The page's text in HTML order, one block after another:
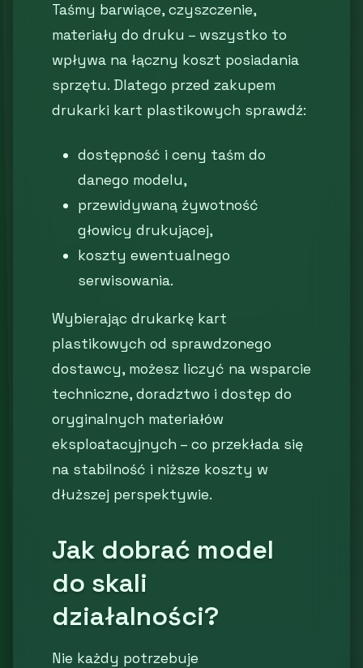
Taśmy barwiące, czyszczenie,
materiały do druku – wszystko to
wpływa na łączny koszt posiadania
sprzętu. Dlatego przed zakupem
drukarki kart plastikowych sprawdź:
dostępność i ceny taśm do
danego modelu,
przewidywaną żywotność
głowicy drukującej,
koszty ewentualnego
serwisowania.
Wybierając drukarkę kart
plastikowych od sprawdzonego
dostawcy, możesz liczyć na wsparcie
techniczne, doradztwo i dostęp do
oryginalnych materiałów
eksploatacyjnych – co przekłada się
na stabilność i niższe koszty w
dłuższej perspektywie.
Jak dobrać model
do skali
działalności?
Nie każdy potrzebuje